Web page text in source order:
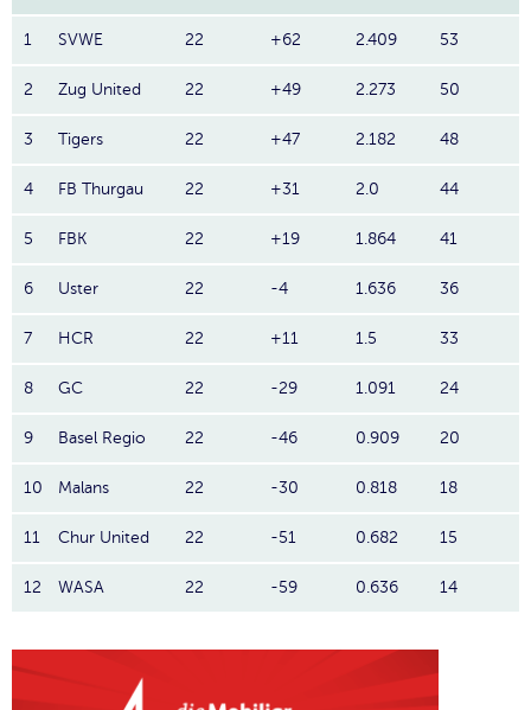
1 SVWE 22 +62 2.409 53
2 Zug United 22 +49 2.273 50
3 Tigers 22 +47 2.182 48
4 FB Thurgau 22 +31 2.0 44
5 FBK 22 +19 1.864 41
6 Uster 22 -4 1.636 36
7 HCR 22 +11 1.5 33
8 GC 22 -29 1.091 24
9 Basel Regio 22 -46 0.909 20
10 Malans 22 -30 0.818 18
11 Chur United 22 -51 0.682 15
12 WASA 22 -59 0.636 14